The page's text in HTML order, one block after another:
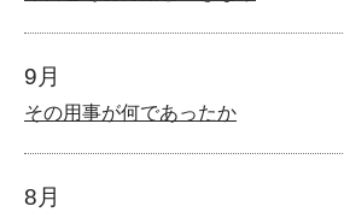
9月
その用事が何であったか
8月